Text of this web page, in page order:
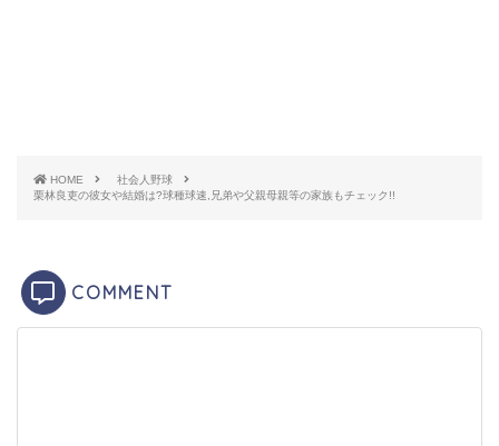
引用元：東京中日スポーツ
HOME
社会人野球
栗林良吏の彼女や結婚は?球種球速,兄弟や父親母親等の家族もチェック!!
COMMENT